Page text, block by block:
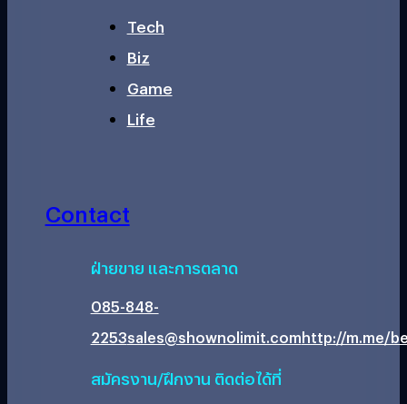
Tech
Biz
Game
Life
Contact
ฝ่ายขาย และการตลาด
085-848-
2253sales@shownolimit.comhttp://m.me/
สมัครงาน/ฝึกงาน ติดต่อได้ที่